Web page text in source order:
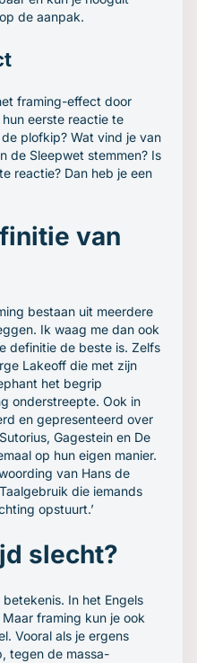
de aanpak.
framing-effect door
eerste reactie te
plofkip? Wat vind je van
de Sleepwet stemmen? Is
reactie? Dan heb je een
van
bestaan uit meerdere
Ik waag me dan ook
definitie de beste is. Zelfs
Lakeoff die met zijn
het begrip
onderstreepte. Ook in
en gepresenteerd over
Gagestein en De
op hun eigen manier.
van Hans de
die iemands
opstuurt.’
slecht?
In het Engels
framing kun je ook
Vooral als je ergens
tegen de massa-